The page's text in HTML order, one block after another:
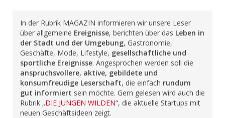
In der Rubrik MAGAZIN informieren wir unsere Leser
über allgemeine Ereignisse, berichten über das Leben in
der Stadt und der Umgebung, Gastronomie,
Geschäfte, Mode, Lifestyle, gesellschaftliche und
sportliche Ereignisse. Angesprochen werden soll die
anspruchsvollere, aktive, gebildete und
konsumfreudige Leserschaft, die einfach rundum
gut informiert sein möchte. Gern gelesen wird auch die
Rubrik „DIE JUNGEN WILDEN“, die aktuelle Startups mit
neuen Geschäftsideen zeigt.